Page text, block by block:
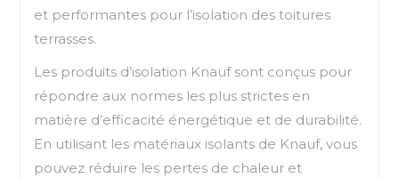
et performantes pour l’isolation des toitures
terrasses.
Les produits d’isolation Knauf sont conçus pour
répondre aux normes les plus strictes en
matière d’efficacité énergétique et de durabilité.
En utilisant les matériaux isolants de Knauf, vous
pouvez réduire les pertes de chaleur et